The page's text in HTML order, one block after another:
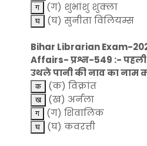
(ग) शुभांशु शुक्ला
(घ) सुनीता विलियम्स
Bihar Librarian Exam-
Affairs- प्रश्न-549 :- पहली
उथले पानी की नाव का नाम
(क) विक्रांत
(ख) अर्नला
(ग) शिवालिक
(घ) कवरत्ती